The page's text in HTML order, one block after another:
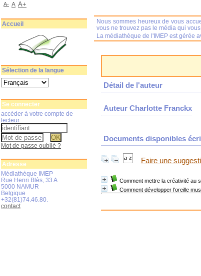
Détail de l'auteur
Auteur Charlotte Franckx
Documents disponibles
Faire une
Comment mettre la créativité au
Comment développer l'oreille
Nous sommes heureux de vous
vous ne trouvez pas le média qui
La médiathèque de l'IMEP est gérée
A- A A+
Accueil
Sélection de la langue
Se connecter
accéder à votre compte de
lecteur
Mot de passe oublié ?
Adresse
Médiathèque IMEP
Rue Henri Blès, 33 A
5000 NAMUR
Belgique
+32(81)74.46.80.
contact